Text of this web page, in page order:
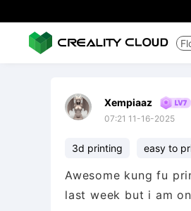
Xempiaaz
07:21 11-16-2025
3d printing easy to
Awesome kung fu
last week but i am